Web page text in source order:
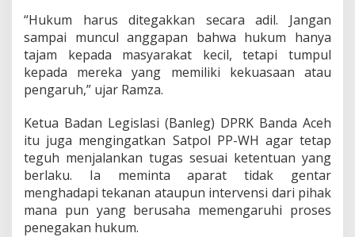
n
t
e
r
v
e
i
“Hukum harus ditegakkan secara adil. Jangan
sampai muncul anggapan bahwa hukum hanya
tajam kepada masyarakat kecil, tetapi tumpul
kepada mereka yang memiliki kekuasaan atau
pengaruh,” ujar Ramza.
Ketua Badan Legislasi (Banleg) DPRK Banda Aceh
itu juga mengingatkan Satpol PP-WH agar tetap
teguh menjalankan tugas sesuai ketentuan yang
berlaku. Ia meminta aparat tidak gentar
menghadapi tekanan ataupun intervensi dari pihak
mana pun yang berusaha memengaruhi proses
penegakan hukum.